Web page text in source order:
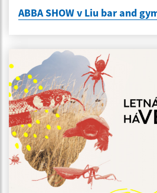
ABBA SHOW v Liu bar and